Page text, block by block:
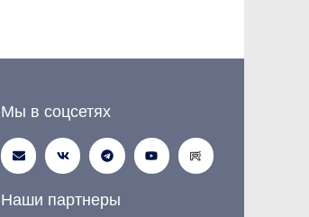
Мы в соцсетях
Наши партнеры